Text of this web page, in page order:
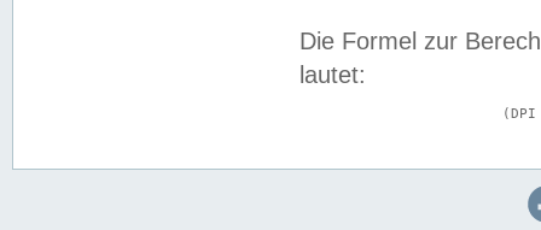
Die Formel zur
lautet: